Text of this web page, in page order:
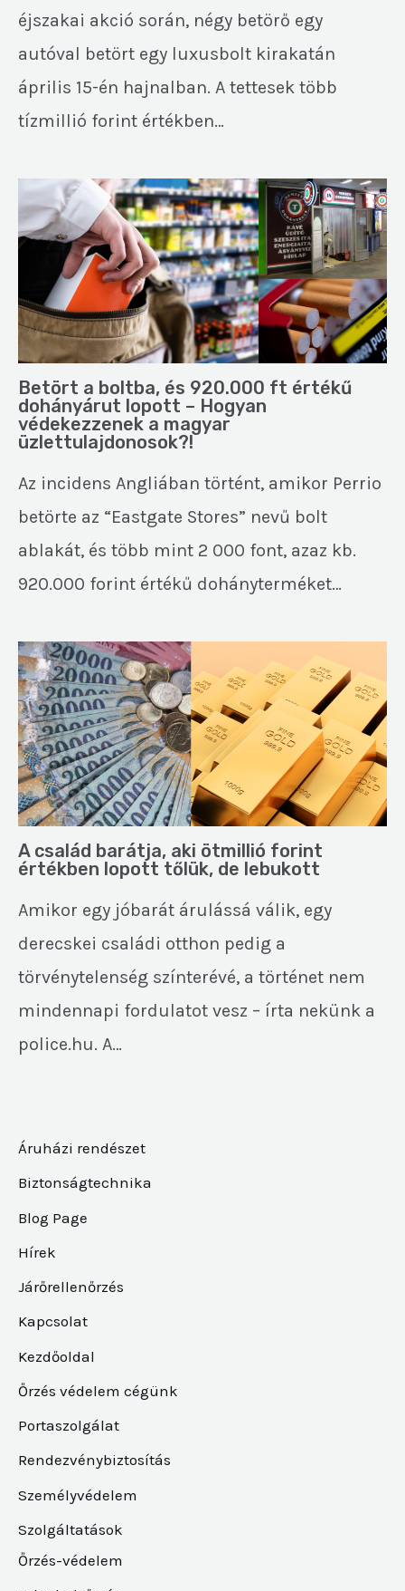
éjszakai akció során, négy betörő egy
autóval betört egy luxusbolt kirakatán
április 15-én hajnalban. A tettesek több
tízmillió forint értékben…
Betört a boltba, és 920.000 ft értékű
dohányárut lopott – Hogyan
védekezzenek a magyar
üzlettulajdonosok?!
Az incidens Angliában történt, amikor Perrio
betörte az “Eastgate Stores” nevű bolt
ablakát, és több mint 2 000 font, azaz kb.
920.000 forint értékű dohányterméket…
A család barátja, aki ötmillió forint
értékben lopott tőlük, de lebukott
Amikor egy jóbarát árulássá válik, egy
derecskei családi otthon pedig a
törvénytelenség színterévé, a történet nem
mindennapi fordulatot vesz – írta nekünk a
police.hu. A…
Áruházi rendészet
Biztonságtechnika
Blog Page
Hírek
Járőrellenőrzés
Kapcsolat
Kezdőoldal
Őrzés védelem cégünk
Portaszolgálat
Rendezvénybiztosítás
Személyvédelem
Szolgáltatások
Őrzés-védelem